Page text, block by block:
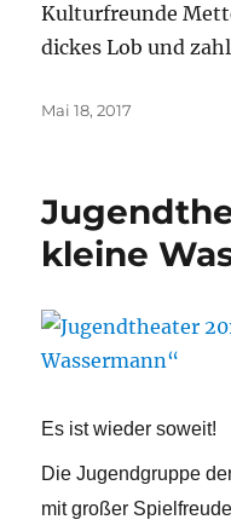
Kulturfreunde
dickes Lob und
Veröffentlicht
Mai 18, 2017
kleine
Es ist wieder soweit!
Die Jugendgruppe
mit großer